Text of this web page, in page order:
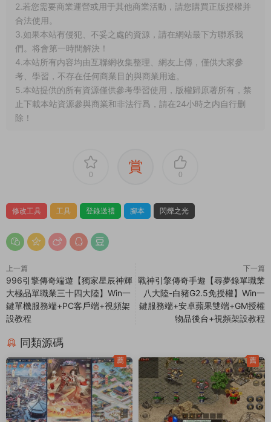
2.若您需要商業運營或用于其他商業活動，請您購買正版授權并
合法使用。
3.如果本站有侵犯、不妥之處的資源，請在網站最下方聯系我
們。将會第一時間解決！
4.本站所有内容均由互聯網收集整理、網友上傳，僅供大家參
考、學習，不存在任何商業目的與商業用途。
5.本站提供的所有資源僅供參考學習使用，版權歸原著所有，禁
止下載本站資源參與商業和非法行爲，請在24小時之内自行删
除！
0 賞 0
修改工具 工具 登錄送禮 腳本 閃爍之光
上一篇
996引擎傳奇端遊【獨家星辰神輝
大極品單職業三十四大陸】Win一
鍵單機服務端+PC客戶端+視頻架
設教程
下一篇
戰神引擎傳奇手遊【尋夢錄單職業
八大陸-白豬G2.5免授權】Win一
鍵服務端+安卓蘋果雙端+GM授權
物品後台+視頻架設教程
同類源碼
薦 薦